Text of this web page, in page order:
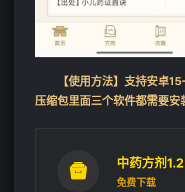
【使用方法】支持安卓
压缩包里面三个软件都需要安
 中药方剂1.2
免费下载